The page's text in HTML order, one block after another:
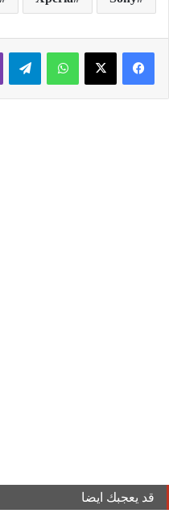
فيسبوك ‫X واتساب تيلقرام
قد يعجبك ايضا